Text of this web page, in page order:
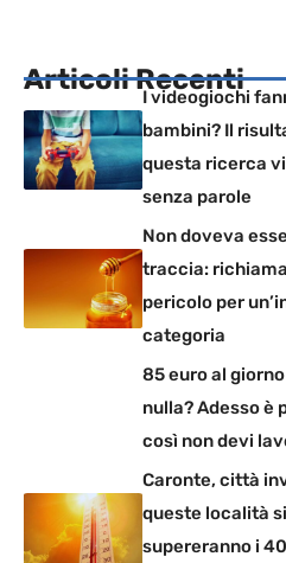
Articoli Recenti
I videogiochi
bambini? Il
questa ricerca
senza parole
Non doveva
traccia:
pericolo per
categoria
85 euro al
nulla? Adesso è
così non devi
Caronte, città
queste località si
supereranno i